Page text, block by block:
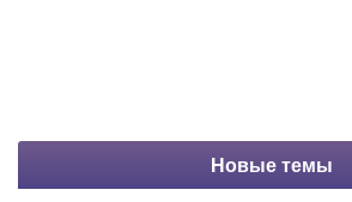
Новые темы